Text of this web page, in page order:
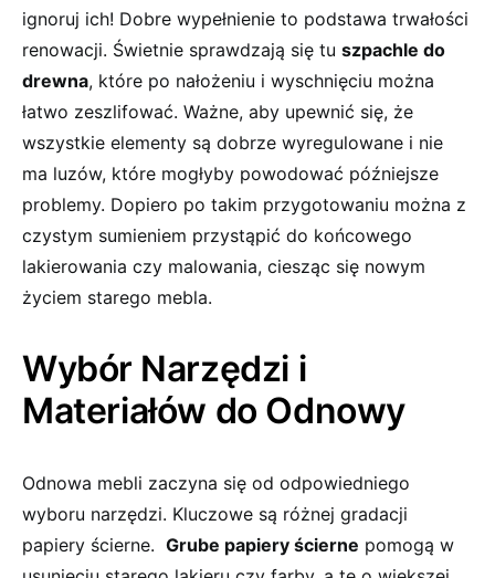
ignoruj ich! Dobre wypełnienie to podstawa trwałości
renowacji. Świetnie sprawdzają się tu szpachle do
drewna, które po nałożeniu i wyschnięciu można
łatwo zeszlifować. Ważne, aby upewnić się, że
wszystkie elementy ​są dobrze wyregulowane i nie
ma luzów, które ​mogłyby powodować późniejsze
problemy. ⁣Dopiero ​po​ takim przygotowaniu można z
czystym‍ sumieniem przystąpić do⁤ końcowego‌
lakierowania czy malowania, ciesząc się nowym
życiem ⁢starego mebla.
Wybór⁤ Narzędzi i
Materiałów do Odnowy
Odnowa‌ mebli zaczyna się od odpowiedniego
wyboru narzędzi. Kluczowe są różnej gradacji
papiery ścierne. ‍ Grube papiery ścierne pomogą w